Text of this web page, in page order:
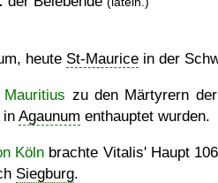
heute St-Maurice in der
Mauritius zu den Märtyrern
in Agaunum enthauptet wurden.
Köln brachte Vitalis' Haupt
Siegburg.